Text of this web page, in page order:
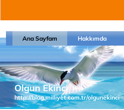
Ana Sayfam Hakkımda
Olgun Ekinci
http://blog.milliyet.com.tr/olgunekinci